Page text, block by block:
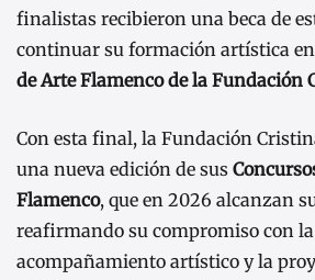
finalistas recibieron una beca de
continuar su formación artística
de Arte Flamenco de la Fundación
Con esta final, la Fundación
una nueva edición de sus
Flamenco, que en 2026 alcanzan
reafirmando su compromiso con
acompañamiento artístico y la